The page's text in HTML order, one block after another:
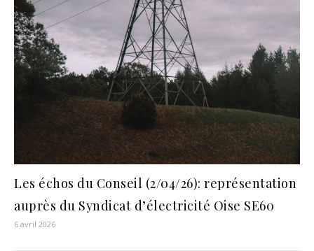
Les échos du Conseil (2/04/26): représentation
auprès du Syndicat d’électricité Oise SE60
6 avril 2026